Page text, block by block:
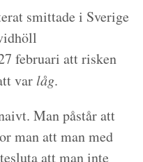
smittade i Sverige
februari att risken
var låg.
Man påstår att
man att man med
att man inte